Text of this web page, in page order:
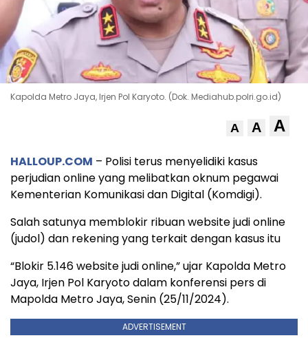
Kapolda Metro Jaya, Irjen Pol Karyoto. (Dok. Mediahub.polri.go.id)
A A A
HALLOUP.COM – Polisi terus menyelidiki kasus
perjudian online yang melibatkan oknum pegawai
Kementerian Komunikasi dan Digital (Komdigi).
Salah satunya memblokir ribuan website judi online
(judol) dan rekening yang terkait dengan kasus itu
“Blokir 5.146 website judi online,” ujar Kapolda Metro
Jaya, Irjen Pol Karyoto dalam konferensi pers di
Mapolda Metro Jaya, Senin (25/11/2024).
ADVERTISEMENT